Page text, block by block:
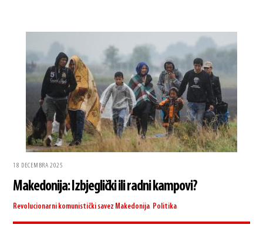
18 DECEMBRA 2025
Makedonija: Izbjeglički ili radni kampovi?
Revolucionarni komunistički savez Makedonija Politika